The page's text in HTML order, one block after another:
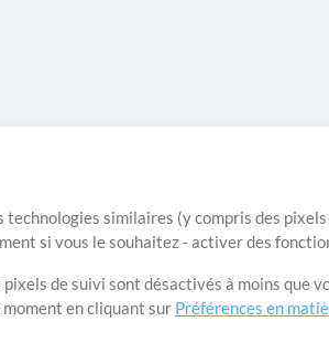
technologies similaires (y compris des
si vous le souhaitez - activer des
de suivi sont désactivés à moins que
en cliquant sur Préférences en